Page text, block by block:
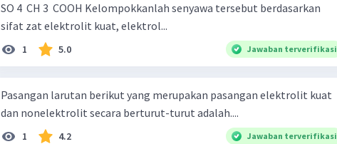
SO 4 ​ CH 3 ​ COOH Kelompokkanlah senyawa tersebut berdasarkan
sifat zat elektrolit kuat, elektrol...
1 5.0 Jawaban terverifikasi
Pasangan larutan berikut yang merupakan pasangan elektrolit kuat
dan nonelektrolit secara berturut-turut adalah....
1 4.2 Jawaban terverifikasi